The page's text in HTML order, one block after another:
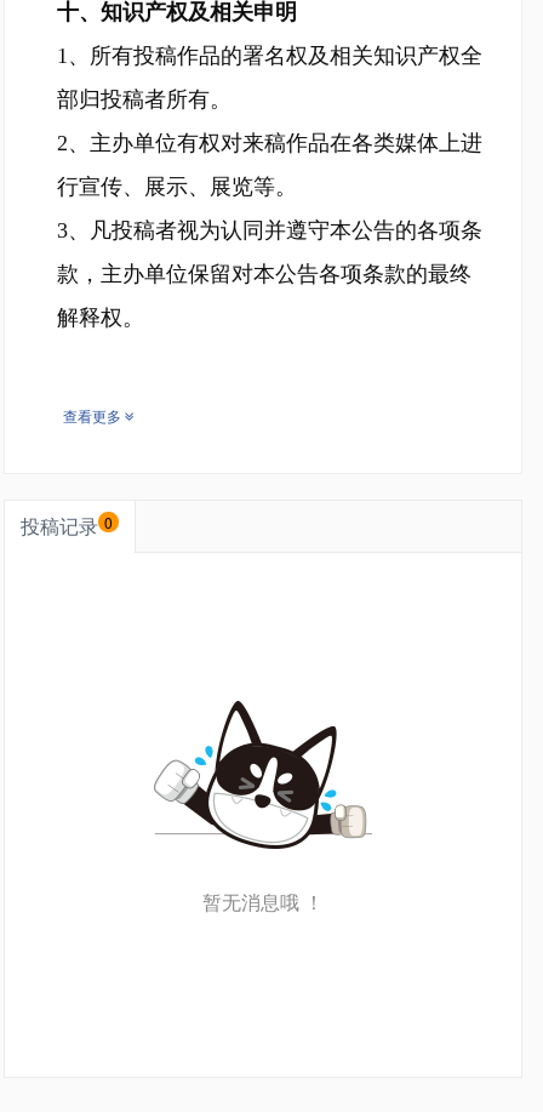
十、知识产权及相关申明
1、所有投稿作品的署名权及相关知识产权全
部归投稿者所有。
2、主办单位有权对来稿作品在各类媒体上进
行宣传、展示、展览等。
3、凡投稿者视为认同并遵守本公告的各项条
款，主办单位保留对本公告各项条款的最终
解释权。
查看更多
投稿记录 0
暂无消息哦 ！